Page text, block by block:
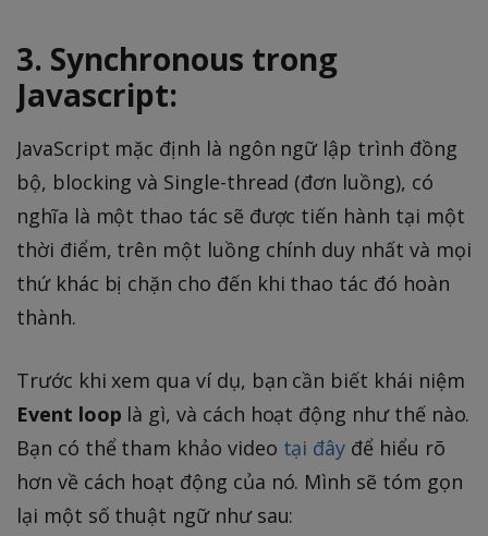
3. Synchronous trong
Javascript:
JavaScript mặc định là ngôn ngữ lập trình đồng
bộ, blocking và Single-thread (đơn luồng), có
nghĩa là một thao tác sẽ được tiến hành tại một
thời điểm, trên một luồng chính duy nhất và mọi
thứ khác bị chặn cho đến khi thao tác đó hoàn
thành.
Trước khi xem qua ví dụ, bạn cần biết khái niệm
Event loop là gì, và cách hoạt động như thế nào.
Bạn có thể tham khảo video tại đây để hiểu rõ
hơn về cách hoạt động của nó. Mình sẽ tóm gọn
lại một số thuật ngữ như sau: